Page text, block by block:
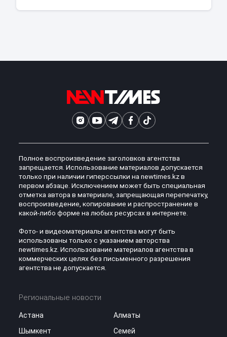
Полное воспроизведение заголовков агентства
запрещается. Использование материалов допускается
только при наличии гиперссылки на newtimes.kz в
первом абзаце. Исключением может быть специальная
отметка автора в материале, запрещающая перепечатку,
воспроизведение, копирование и распространение в
какой-либо форме на любых ресурсах в интернете.
Фото- и видеоматериалы агентства могут быть
использованы только с указанием авторства
newtimes.kz. Использование материалов агентства в
коммерческих целях без письменного разрешения
агентства не допускается.
Региональные новости
Астана
Алматы
Шымкент
Семей